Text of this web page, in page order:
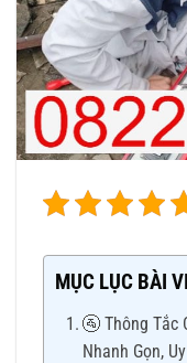
MỤC LỤC BÀI
🚰 Thông Tắc
Nhanh Gọn,